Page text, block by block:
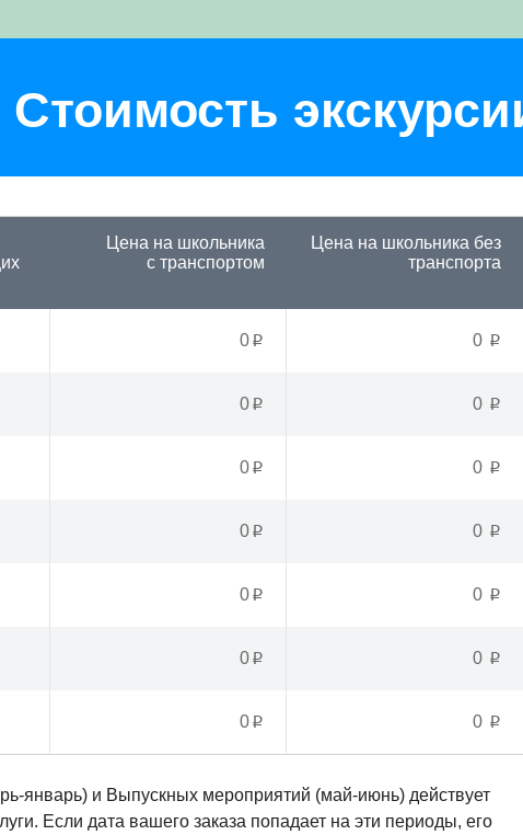
Стоимость
Цена на школьника
с транспортом
Цена на школьника без
транспорта
0p 0 p
0p 0 p
0p 0 p
0p 0 p
0p 0 p
0p 0 p
0p 0 p
январь) и Выпускных мероприятий (май-июнь) действует
Если дата вашего заказа попадает на эти периоды, его